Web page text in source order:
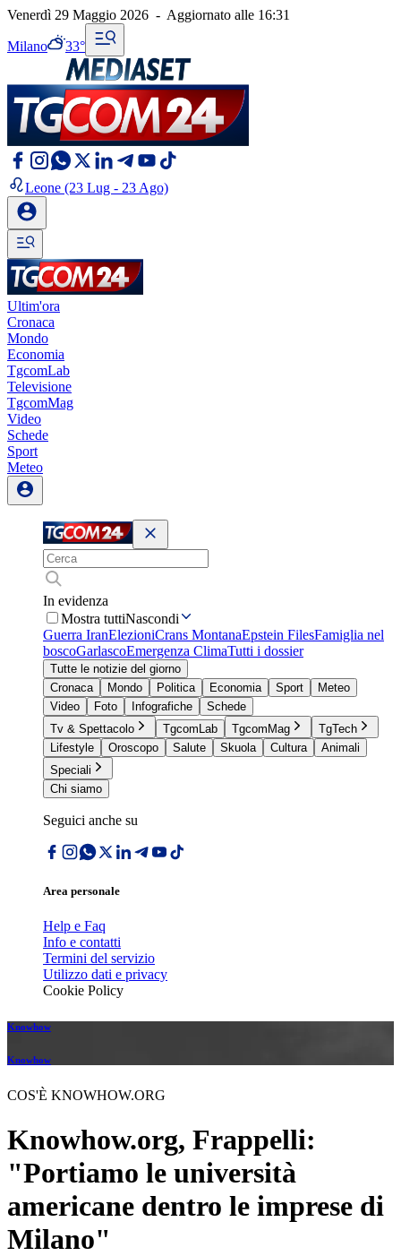
Venerdì 29 Maggio 2026 - Aggiornato alle 16:31
Milano 33°
Leone (23 Lug - 23 Ago)
Ultim'ora
Cronaca
Mondo
Economia
TgcomLab
Televisione
TgcomMag
Video
Schede
Sport
Meteo
In evidenza
Mostra tuttiNascondi
Guerra IranElezioniCrans MontanaEpstein FilesFamiglia nel
boscoGarlascoEmergenza ClimaTutti i dossier
Tutte le notizie del giorno
Cronaca
Mondo Politica Economia Sport
Meteo
Video
Foto Infografiche
Schede
Tv & Spettacolo
TgcomLab TgcomMag
TgTech
Lifestyle
Oroscopo Salute Skuola Cultura
Animali
Speciali
Chi siamo
Seguici anche su
Area personale
Help e Faq
Info e contatti
Termini del servizio
Utilizzo dati e privacy
Cookie Policy
Knowhow
Knowhow
COS'È KNOWHOW.ORG
Knowhow.org, Frappelli:
"Portiamo le università
americane dentro le imprese di
Milano"